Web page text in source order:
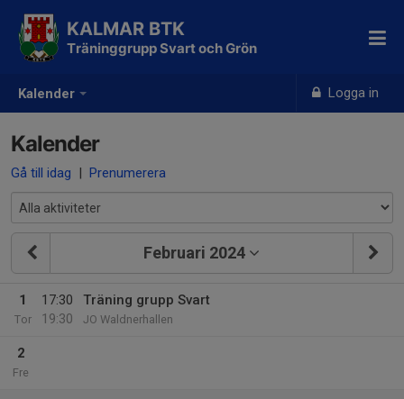
Kalender Logga in
KALMAR BTK
Träninggrupp Svart och Grön
Kalender
Gå till idag | Prenumerera
Februari 2024
1
Tor
17:30
19:30
Träning grupp Svart
JO Waldnerhallen
2
Fre